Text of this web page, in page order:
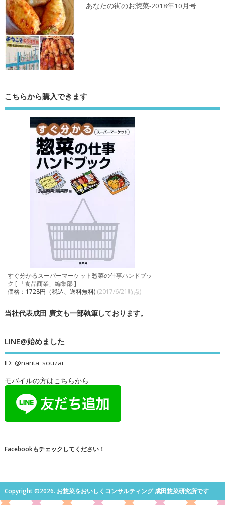
あなたの街のお惣菜-2018年10月号
こちらから購入できます
すぐ分かるスーパーマーケット惣菜の仕事ハンドブッ
ク [ 「食品商業」編集部 ]
価格：1728円（税込、送料無料) (2017/6/21時点)
当社代表成田 廣文も一部執筆しております。
LINE@始めました
ID: @narita_souzai
モバイルの方はこちらから
Facebookもチェックしてください！
Copyright ©2026. お惣菜をおいしくコンサルティング 成田惣菜研究所です